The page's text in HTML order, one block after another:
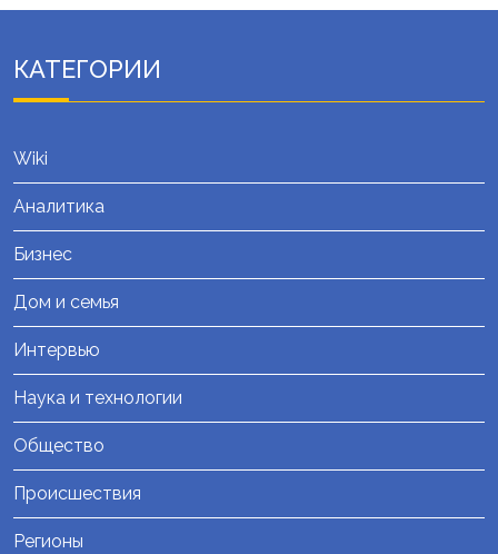
КАТЕГОРИИ
Wiki
Аналитика
Бизнес
Дом и семья
Интервью
Наука и технологии
Общество
Происшествия
Регионы